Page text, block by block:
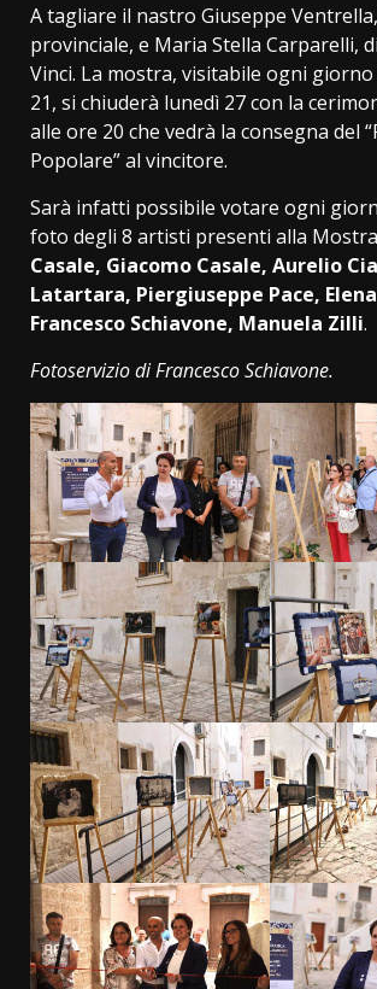
A tagliare il nastro Giuseppe
provinciale, e Maria Stella Carparelli,
Vinci. La mostra, visitabile ogni giorno
21, si chiuderà lunedì 27 con la
alle ore 20 che vedrà la consegna del
Popolare” al vincitore.
Sarà infatti possibile votare ogni
foto degli 8 artisti presenti alla
Casale, Giacomo Casale, Aurelio
Latartara, Piergiuseppe Pace,
Francesco Schiavone, Manuela Zilli.
Fotoservizio di Francesco Schiavone.